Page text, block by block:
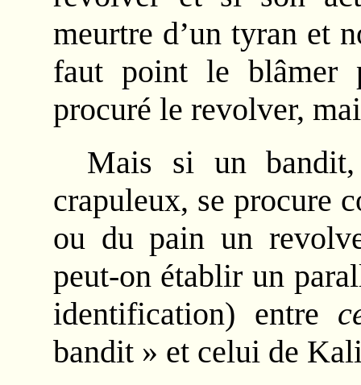
meurtre d’un tyran et
faut point le blâmer
procuré le revolver,
Mais si un
crapuleux, se procure
ou du pain un
peut-on établir un
identification) entre
bandit » et celui de